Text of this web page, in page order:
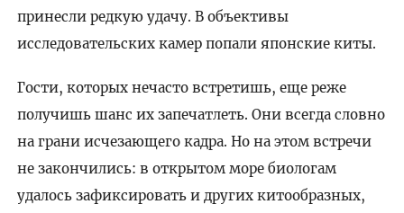
принесли редкую удачу. В объективы
исследовательских камер попали японские киты.
Гости, которых нечасто встретишь, еще реже
получишь шанс их запечатлеть. Они всегда словно
на грани исчезающего кадра. Но на этом встречи
не закончились: в открытом море биологам
удалось зафиксировать и других китообразных,